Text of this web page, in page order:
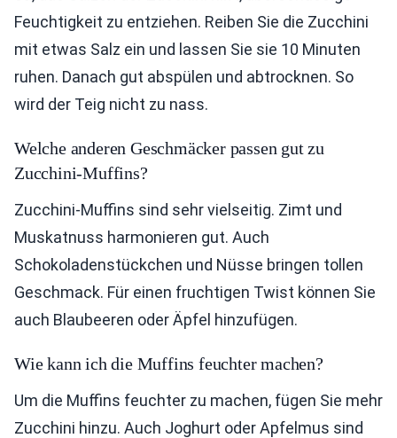
Feuchtigkeit zu entziehen. Reiben Sie die Zucchini
mit etwas Salz ein und lassen Sie sie 10 Minuten
ruhen. Danach gut abspülen und abtrocknen. So
wird der Teig nicht zu nass.
Welche anderen Geschmäcker passen gut zu
Zucchini-Muffins?
Zucchini-Muffins sind sehr vielseitig. Zimt und
Muskatnuss harmonieren gut. Auch
Schokoladenstückchen und Nüsse bringen tollen
Geschmack. Für einen fruchtigen Twist können Sie
auch Blaubeeren oder Äpfel hinzufügen.
Wie kann ich die Muffins feuchter machen?
Um die Muffins feuchter zu machen, fügen Sie mehr
Zucchini hinzu. Auch Joghurt oder Apfelmus sind